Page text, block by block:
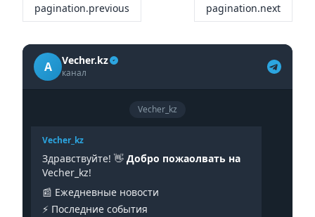
pagination.previous pagination.next
A Vecher.kz
канал
Vecher_kz
Vecher_kz
Здравствуйте! 👋 Добро пожаолвать на
Vecher_kz!
📰 Ежедневные новости
⚡️ Последние события